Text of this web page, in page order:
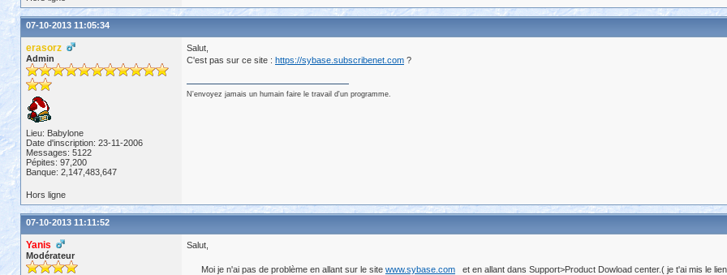
07-10-2013 11:05:34
erasorz
Admin
Lieu: Babylone
Date d'inscription: 23-11-2006
Messages: 5122
Pépites: 97,200
Banque: 2,147,483,647
Salut,
C'est pas sur ce site : https://sybase.subscribenet.com ?
N'envoyez jamais un humain faire le travail d'un programme.
Hors ligne
07-10-2013 11:11:52
Yanis
Modérateur
Salut,
Moi je n'ai pas de problème en allant sur le site www.sybase.com et en allant dans Support>Product Dowload center.( je t'ai mis le